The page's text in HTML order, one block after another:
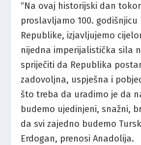
“Na ovaj historijski dan
proslavljamo 100. godišnjicu
Republike, izjavljujemo
nijedna imperijalistička sila
spriječiti da Republika
zadovoljna, uspješna i
što treba da uradimo je da
budemo ujedinjeni, snažni,
da svi zajedno budemo
Erdogan, prenosi Anadolija.